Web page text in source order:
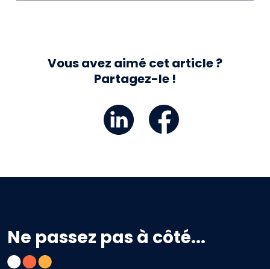
Vous avez aimé cet article ?
Partagez-le !
Ne passez pas à côté...